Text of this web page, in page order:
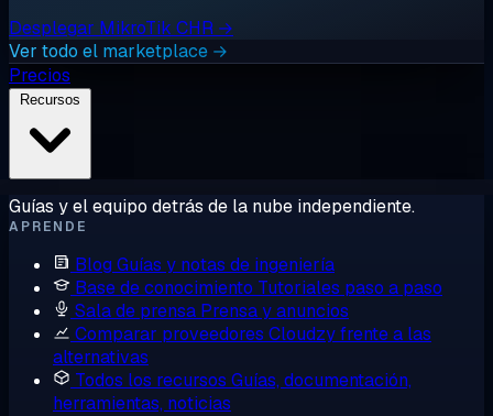
Desplegar MikroTik CHR →
Ver todo el marketplace →
Precios
Guías y el equipo detrás de la nube independiente.
APRENDE
Blog Guías y notas de ingeniería
Base de conocimiento Tutoriales paso a paso
Sala de prensa Prensa y anuncios
Comparar proveedores Cloudzy frente a las
alternativas
Todos los recursos Guías, documentación,
herramientas, noticias